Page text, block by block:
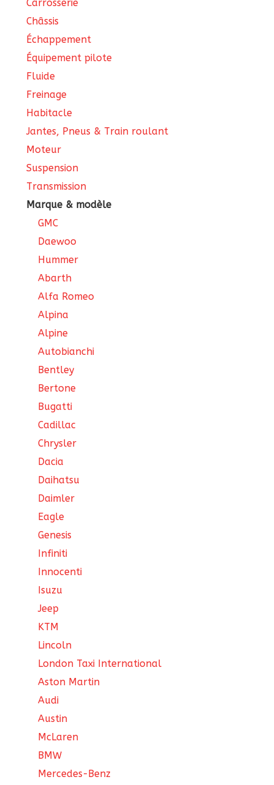
Carrosserie
Châssis
Échappement
Équipement pilote
Fluide
Freinage
Habitacle
Jantes, Pneus & Train roulant
Moteur
Suspension
Transmission
Marque & modèle
GMC
Daewoo
Hummer
Abarth
Alfa Romeo
Alpina
Alpine
Autobianchi
Bentley
Bertone
Bugatti
Cadillac
Chrysler
Dacia
Daihatsu
Daimler
Eagle
Genesis
Infiniti
Innocenti
Isuzu
Jeep
KTM
Lincoln
London Taxi International
Aston Martin
Audi
Austin
McLaren
BMW
Mercedes-Benz